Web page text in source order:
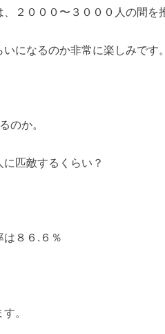
２０００〜３０００人の間を
になるのか非常に楽しみです。
のか。
匹敵するくらい？
８６.６％
。